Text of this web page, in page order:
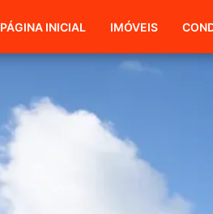
PÁGINA INICIAL IMÓVEIS